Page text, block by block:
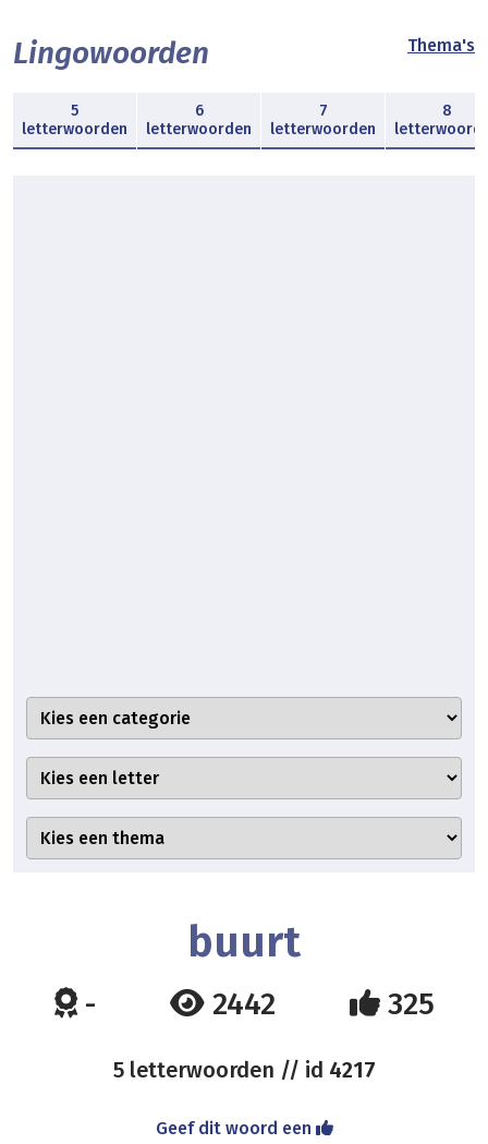
Lingowoorden Thema's
5
letterwoorden
6
letterwoorden
7
letterwoorden
8
buurt
- 2442 325
5 letterwoorden // id 4217
Geef dit woord een